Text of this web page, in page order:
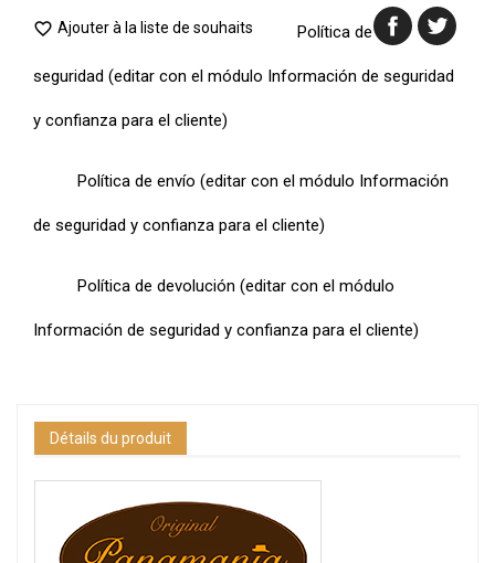
 Ajouter à la liste de souhaits Política de
seguridad (editar con el módulo Información de seguridad
y confianza para el cliente)
Política de envío (editar con el módulo Información
de seguridad y confianza para el cliente)
Política de devolución (editar con el módulo
Información de seguridad y confianza para el cliente)
Détails du produit